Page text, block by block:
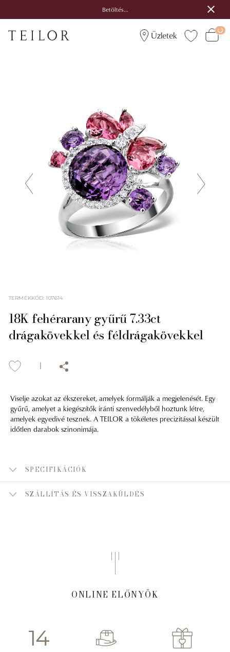
Betöltés...
Üzletek
TERMÉKKÓD:107614
18K fehérarany gyűrű 7.33ct
drágakövekkel és féldrágakövekkel
Viselje azokat az ékszereket, amelyek formálják a megjelenését. Egy
gyűrű, amelyet a kiegészítők iránti szenvedélyből hoztunk létre,
amelyek egyedivé tesznek. A TEILOR a tökéletes precizitással készült
időtlen darabok szinonimája.
SPECIFIKÁCIÓK
SZÁLLÍTÁS ÉS VISSZAKÜLDÉS
ONLINE ELŐNYÖK